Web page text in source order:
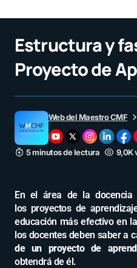
Estructura y
Proyecto de
Web del Maestro CMF
5 minutos de lectura 9,0K
En el área de la docencia
los proyectos de
educación más efectivo en
los docentes deben saber a
de un proyecto de
obtendrá de él.